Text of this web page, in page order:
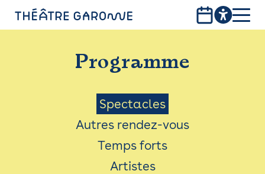
PROGRAMME
INFOS PRATIQUES
AVEC LES PUBLICS
ACCESSIBILITÉ
LES PRODUCTIONS
Programme
Menu
Saison
Spectacles
Autres rendez-vous
Temps forts
Artistes